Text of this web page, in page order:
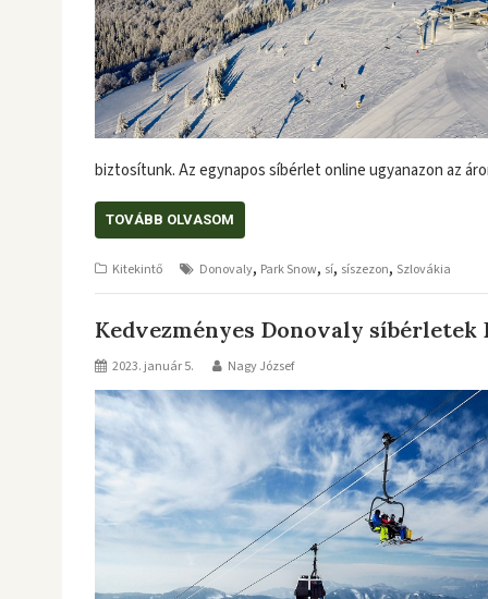
biztosítunk. Az egynapos síbérlet online ugyanazon az
TOVÁBB OLVASOM
Kitekintő Donovaly, Park Snow, sí, síszezon, Szlovákia
Kedvezményes Donovaly síbérletek
2023. január 5. Nagy József